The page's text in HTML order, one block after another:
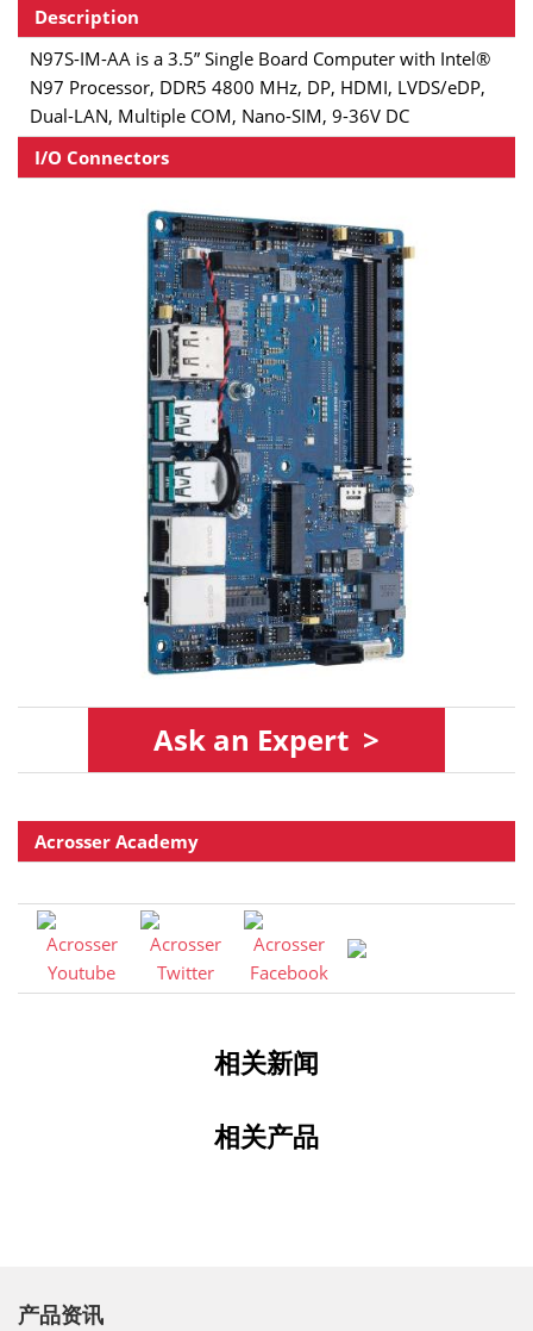
Description
N97S-IM-AA is a 3.5” Single Board Computer with Intel®
N97 Processor, DDR5 4800 MHz, DP, HDMI, LVDS/eDP,
Dual-LAN, Multiple COM, Nano-SIM, 9-36V DC
I/O Connectors
Ask an Expert >
Acrosser Academy
相关新闻
相关产品
产品资讯